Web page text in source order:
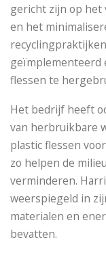
gericht zijn op het
en het
geïmplementeerd
flessen te
Het bedrijf heeft
van herbruikbare
plastic flessen
zo helpen de
verminderen.
weerspiegeld in
materialen en
bevatten.